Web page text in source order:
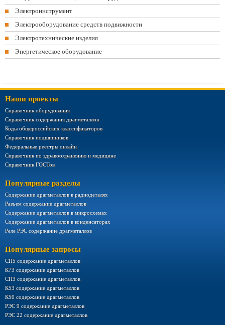
Электроинструмент
Электрооборудование средств подвижности
Электротехнические изделия
Энергетическое оборудование
Наши проекты
Справочник оборудования
Справочник содержания драгметаллов
Коды общероссийских классификаторов
Справочник подшипников
Федеральные реестры онлайн
Справочник по здравоохранению и медицине
Справочник ГОСТов
Популярные разделы
Содержание драгметаллов в радиодеталях
Разъем содержание драгметаллов
Содержание драгметаллов в микросхемах
Содержание драгметаллов в конденсаторах
Реле РЭС содержание драгметаллов
Популярные запросы
СП5 содержание драгметаллов
К73 содержание драгметаллов
СП3 содержание драгметаллов
К53 содержание драгметаллов
К50 содержание драгметаллов
РЭС 9 содержание драгметаллов
РЭС 22 содержание драгметаллов